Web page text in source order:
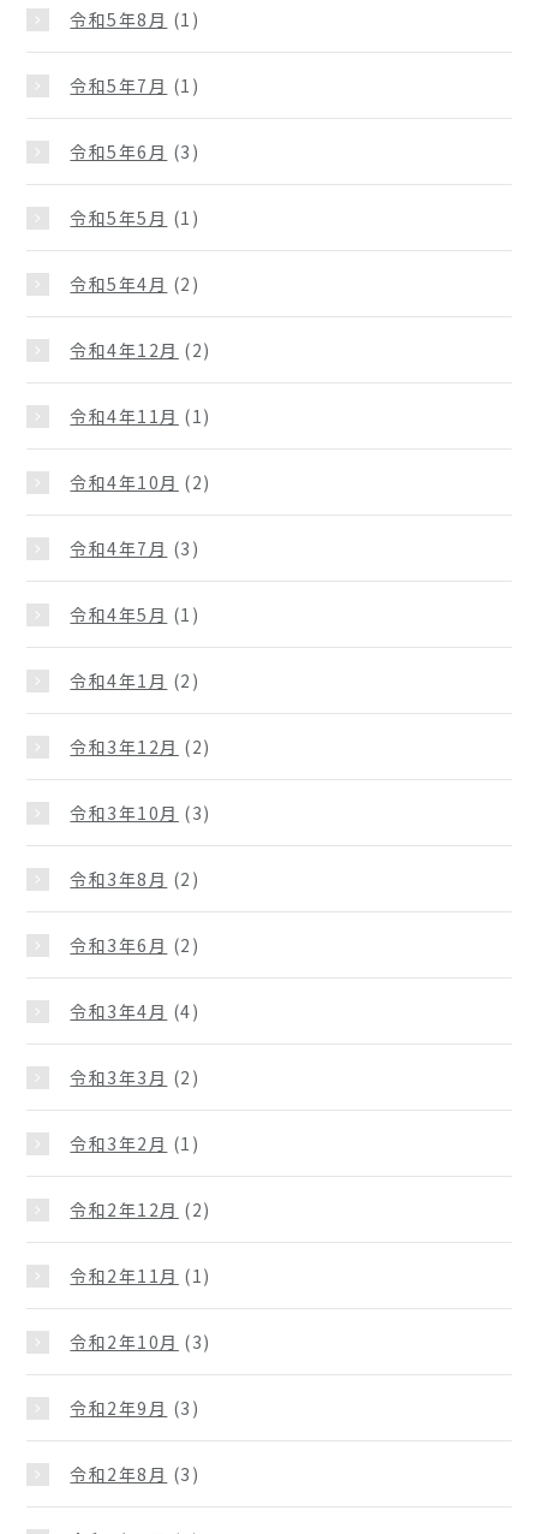
令和5年8月 (1)
令和5年7月 (1)
令和5年6月 (3)
令和5年5月 (1)
令和5年4月 (2)
令和4年12月 (2)
令和4年11月 (1)
令和4年10月 (2)
令和4年7月 (3)
令和4年5月 (1)
令和4年1月 (2)
令和3年12月 (2)
令和3年10月 (3)
令和3年8月 (2)
令和3年6月 (2)
令和3年4月 (4)
令和3年3月 (2)
令和3年2月 (1)
令和2年12月 (2)
令和2年11月 (1)
令和2年10月 (3)
令和2年9月 (3)
令和2年8月 (3)